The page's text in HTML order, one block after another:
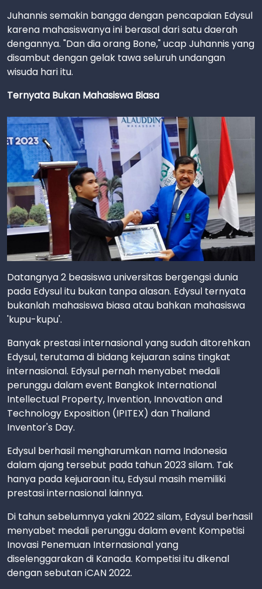
Juhannis semakin bangga dengan pencapaian Edysul
karena mahasiswanya ini berasal dari satu daerah
dengannya. "Dan dia orang Bone," ucap Juhannis yang
disambut dengan gelak tawa seluruh undangan
wisuda hari itu.
Ternyata Bukan Mahasiswa Biasa
Datangnya 2 beasiswa universitas bergengsi dunia
pada Edysul itu bukan tanpa alasan. Edysul ternyata
bukanlah mahasiswa biasa atau bahkan mahasiswa
'kupu-kupu'.
Banyak prestasi internasional yang sudah ditorehkan
Edysul, terutama di bidang kejuaran sains tingkat
internasional. Edysul pernah menyabet medali
perunggu dalam event Bangkok International
Intellectual Property, Invention, Innovation and
Technology Exposition (IPITEX) dan Thailand
Inventor's Day.
Edysul berhasil mengharumkan nama Indonesia
dalam ajang tersebut pada tahun 2023 silam. Tak
hanya pada kejuaraan itu, Edysul masih memiliki
prestasi internasional lainnya.
Di tahun sebelumnya yakni 2022 silam, Edysul berhasil
menyabet medali perunggu dalam event Kompetisi
Inovasi Penemuan Internasional yang
diselenggarakan di Kanada. Kompetisi itu dikenal
dengan sebutan iCAN 2022.